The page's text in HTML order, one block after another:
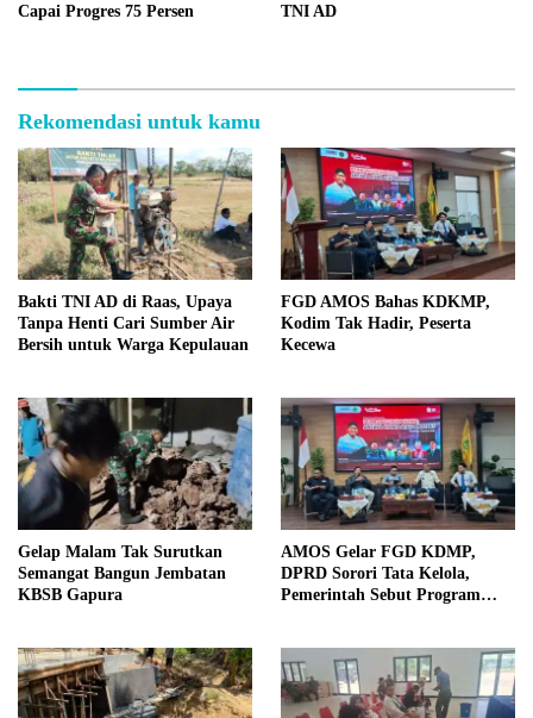
Capai Progres 75 Persen
TNI AD
Rekomendasi untuk kamu
Bakti TNI AD di Raas, Upaya
Tanpa Henti Cari Sumber Air
Bersih untuk Warga Kepulauan
FGD AMOS Bahas KDKMP,
Kodim Tak Hadir, Peserta
Kecewa
Gelap Malam Tak Surutkan
Semangat Bangun Jembatan
KBSB Gapura
AMOS Gelar FGD KDMP,
DPRD Sorori Tata Kelola,
Pemerintah Sebut Program